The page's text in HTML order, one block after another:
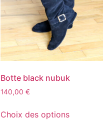
Botte black nubuk
140,00 €
Choix des options